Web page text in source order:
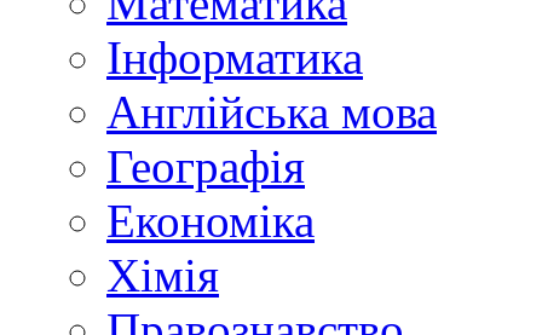
Інформатика
Англійська мова
Географія
Економіка
Хімія